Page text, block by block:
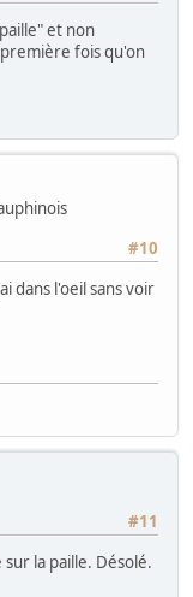
et non
première fois qu'on
#10
dans l'oeil sans voir
#11
la paille. Désolé.